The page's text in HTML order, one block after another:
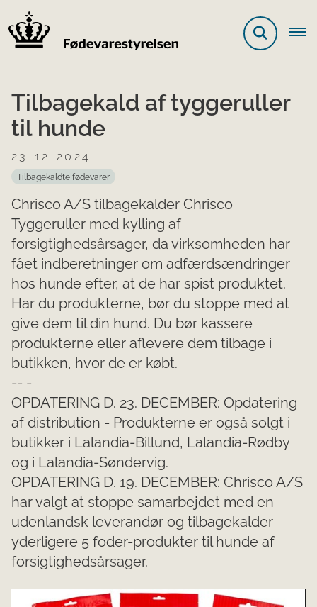
Tilbagekald af tyggeruller
til hunde
23-12-2024
Tilbagekaldte fødevarer
Chrisco A/S tilbagekalder Chrisco
Tyggeruller med kylling af
forsigtighedsårsager, da virksomheden har
fået indberetninger om adfærdsændringer
hos hunde efter, at de har spist produktet.
Har du produkterne, bør du stoppe med at
give dem til din hund. Du bør kassere
produkterne eller aflevere dem tilbage i
butikken, hvor de er købt.
-- -
OPDATERING D. 23. DECEMBER: Opdatering
af distribution - Produkterne er også solgt i
butikker i Lalandia-Billund, Lalandia-Rødby
og i Lalandia-Søndervig.
OPDATERING D. 19. DECEMBER: Chrisco A/S
har valgt at stoppe samarbejdet med en
udenlandsk leverandør og tilbagekalder
yderligere 5 foder-produkter til hunde af
forsigtighedsårsager.